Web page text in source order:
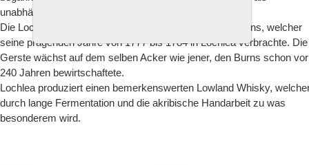
unabhängige Destillerie in Familienbesitz.
Die Lochlea Farm gehörte einst dem Dichter Robert Burns, welcher
seine prägenden Jahre von 1777 bis 1784 in Lochlea verbrachte. Die
Gerste wächst auf dem selben Acker wie jener, den Burns schon vor
240 Jahren bewirtschaftete.
Lochlea produziert einen bemerkenswerten Lowland Whisky,
durch lange Fermentation und die akribische Handarbeit zu was
besonderem wird.